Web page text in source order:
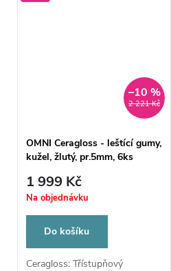
2 221 Kč
–10 %
OMNI Ceragloss - leštící gumy,
kužel, žlutý, pr.5mm, 6ks
1 999 Kč
Na objednávku
Do košíku
Ceragloss: Třístupňový